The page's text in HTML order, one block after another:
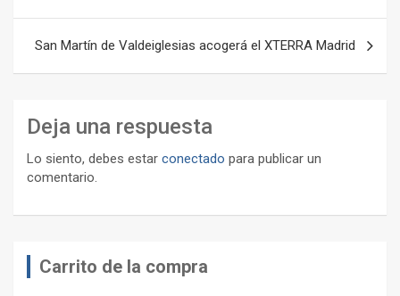
entradas
San Martín de Valdeiglesias acogerá el XTERRA Madrid
Deja una respuesta
Lo siento, debes estar conectado para publicar un
comentario.
Carrito de la compra